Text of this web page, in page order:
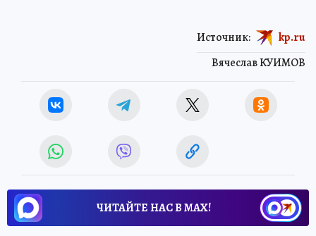
Вячеслав КУИМОВ
Источник: kp.ru
ЧИТАЙТЕ НАС В МАХ!